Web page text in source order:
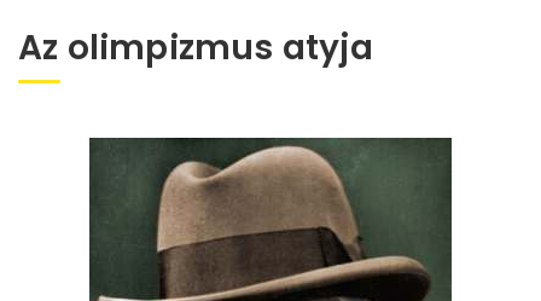
Az olimpizmus atyja